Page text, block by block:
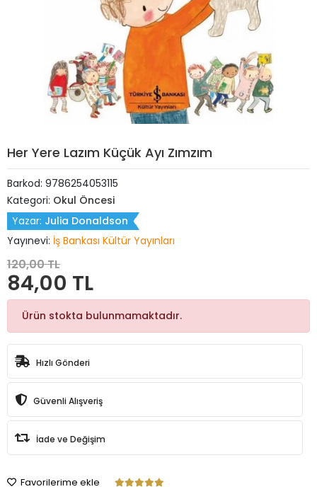
Her Yere Lazım Küçük Ayı Zımzım
Barkod: 9786254053115
Kategori: Okul Öncesi
Yazar: Julia Donaldson
Yayınevi: İş Bankası Kültür Yayınları
120,00 TL
84,00 TL
Ürün stokta bulunmamaktadır.
Hızlı Gönderi
Güvenli Alışveriş
İade ve Değişim
Favorilerime ekle